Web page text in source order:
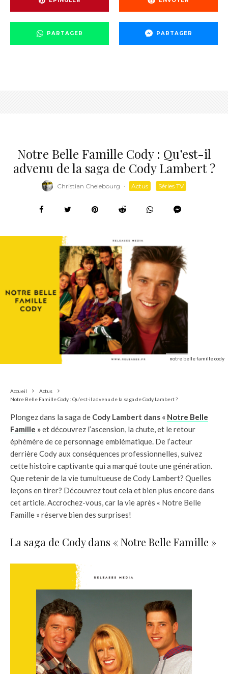
PARTAGER PARTAGER
Notre Belle Famille Cody : Qu’est-il
advenu de la saga de Cody Lambert ?
Christian Chelebourg · Actus Séries TV
notre belle famille cody
Accueil
Actus
Notre Belle Famille Cody : Qu’est-il advenu de la saga de Cody Lambert ?
Plongez dans la saga de Cody Lambert dans « Notre Belle
Famille »et découvrez l’ascension, la chute, et le retour
éphémère de ce personnage emblématique. De l’acteur
derrière Cody aux conséquences professionnelles, suivez
cette histoire captivante qui a marqué toute une génération.
Que retenir de la vie tumultueuse de Cody Lambert? Quelles
leçons en tirer? Découvrez tout cela et bien plus encore dans
cet article. Accrochez-vous, car la vie après « Notre Belle
Famille » réserve bien des surprises!
La saga de Cody dans « Notre Belle Famille »